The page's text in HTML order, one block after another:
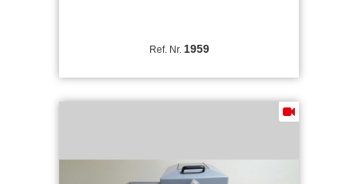
Ref. Nr. 1959